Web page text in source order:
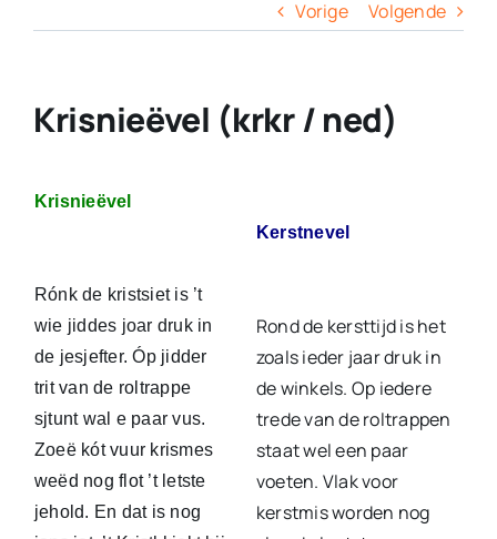
Vorige Volgende
Krisnieëvel (krkr / ned)
Krisnieëvel
Rónk de kristsiet is ’t
wie jiddes joar druk in
de jesjefter. Óp jidder
trit van de roltrappe
sjtunt wal e paar vus.
Zoeë kót vuur krismes
weëd nog flot ’t letste
jehold. En dat is nog
Kerstnevel
Rond de kersttijd is het
zoals ieder jaar druk in
de winkels. Op iedere
trede van de roltrappen
staat wel een paar
voeten. Vlak voor
kerstmis worden nog